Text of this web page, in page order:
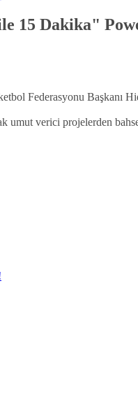
15 Dakika"
Federasyonu Başkanı
umut verici projelerden